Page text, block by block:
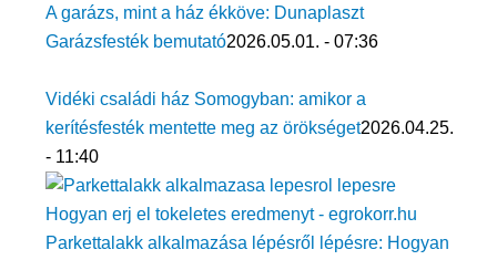
A garázs, mint a ház ékköve: Dunaplaszt
Garázsfesték bemutató2026.05.01. - 07:36
Vidéki családi ház Somogyban: amikor a
kerítésfesték mentette meg az örökséget2026.04.25.
- 11:40
Parkettalakk alkalmazása lépésről lépésre: Hogyan